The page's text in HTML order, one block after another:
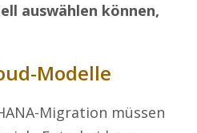
auswählen können,
Modelle
Migration müssen